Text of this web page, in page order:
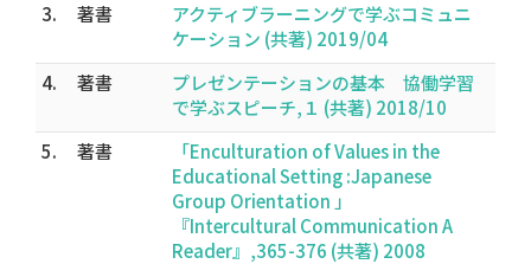
3.
著書
アクティブラーニングで学ぶコミュニ
ケーション (共著) 2019/04
4.
著書
プレゼンテーションの基本 協働学習
で学ぶスピーチ,１ (共著) 2018/10
5.
著書
「Enculturation of Values in the
Educational Setting :Japanese
Group Orientation 」
『Intercultural Communication A
Reader』,365-376 (共著) 2008